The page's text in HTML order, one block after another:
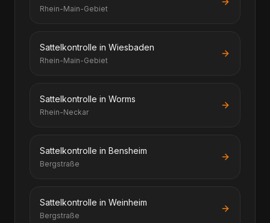
Rhein-Main-Gebiet
Sattelkontrolle in Wiesbaden
Rhein-Main-Gebiet
Sattelkontrolle in Worms
Rhein-Neckar
Sattelkontrolle in Bensheim
Bergstraße
Sattelkontrolle in Weinheim
Bergstraße